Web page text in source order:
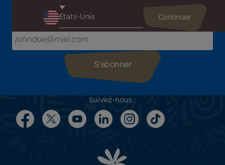
l'inspiration pour votre prochain voyage !
Saisissez votre adresse e-mail ici
Suivez-nous :